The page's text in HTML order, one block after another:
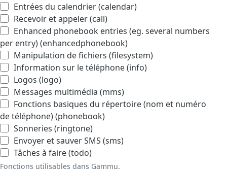
Entrées du calendrier (calendar)
Recevoir et appeler (call)
Enhanced phonebook entries (eg. several numbers
per entry) (enhancedphonebook)
Manipulation de fichiers (filesystem)
Information sur le téléphone (info)
Logos (logo)
Messages multimédia (mms)
Fonctions basiques du répertoire (nom et numéro
de téléphone) (phonebook)
Sonneries (ringtone)
Envoyer et sauver SMS (sms)
Tâches à faire (todo)
Fonctions utilisables dans Gammu.